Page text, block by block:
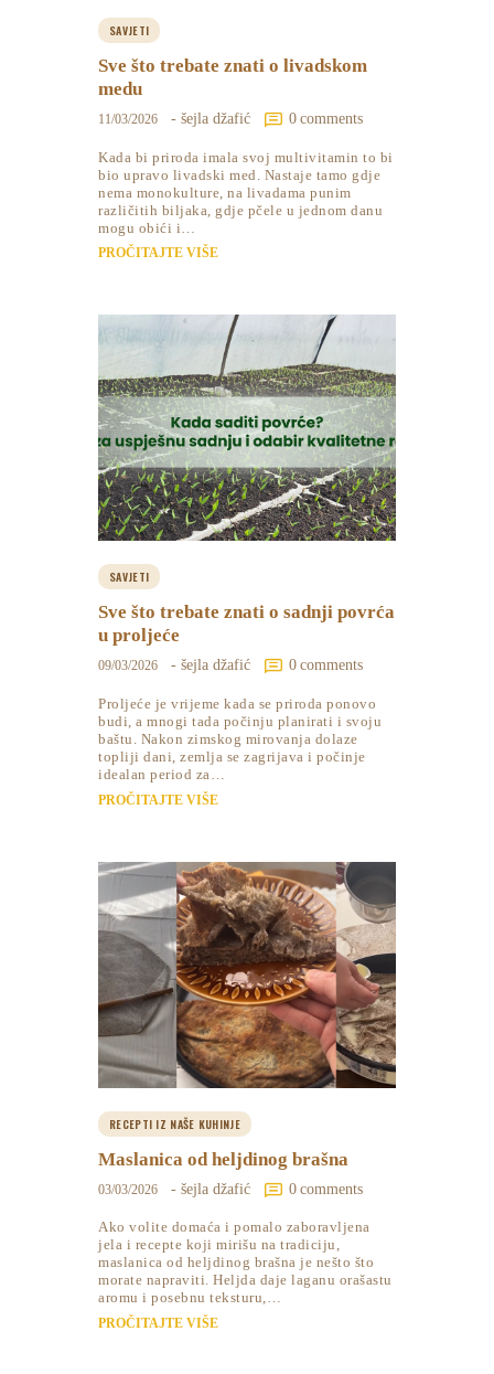
SAVJETI
Sve što trebate znati o livadskom
medu
11/03/2026 - šejla džafić 0 comments
Kada bi priroda imala svoj multivitamin to bi
bio upravo livadski med. Nastaje tamo gdje
nema monokulture, na livadama punim
različitih biljaka, gdje pčele u jednom danu
mogu obići i…
PROČITAJTE VIŠE
SAVJETI
Sve što trebate znati o sadnji povrća
u proljeće
09/03/2026 - šejla džafić 0 comments
Proljeće je vrijeme kada se priroda ponovo
budi, a mnogi tada počinju planirati i svoju
baštu. Nakon zimskog mirovanja dolaze
topliji dani, zemlja se zagrijava i počinje
idealan period za…
PROČITAJTE VIŠE
RECEPTI IZ NAŠE KUHINJE
Maslanica od heljdinog brašna
03/03/2026 - šejla džafić 0 comments
Ako volite domaća i pomalo zaboravljena
jela i recepte koji mirišu na tradiciju,
maslanica od heljdinog brašna je nešto što
morate napraviti. Heljda daje laganu orašastu
aromu i posebnu teksturu,…
PROČITAJTE VIŠE